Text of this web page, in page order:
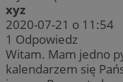
xyz
2020-07-21 o 11:54
1 Odpowiedz
Witam. Mam jedno
kalendarzem się